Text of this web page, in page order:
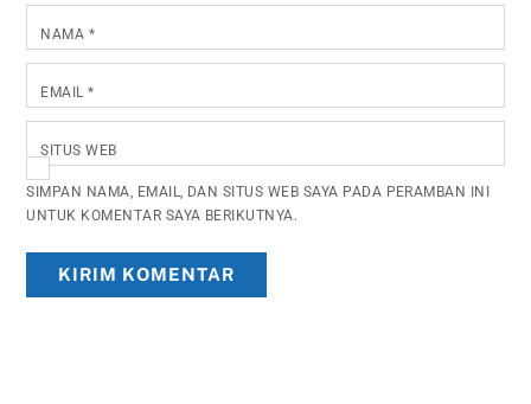
NAMA *
EMAIL*
SITUS WEB
SIMPAN NAMA, EMAIL, DAN SITUS WEB SAYA PADA PERAMBAN INI
UNTUK KOMENTAR SAYA BERIKUTNYA.